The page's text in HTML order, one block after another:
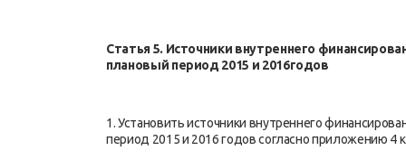
Статья 5. Источники внутреннего
плановый период 2015 и 2016годов
1. Установить источники внутреннего
период 2015 и 2016 годов согласно приложению 4